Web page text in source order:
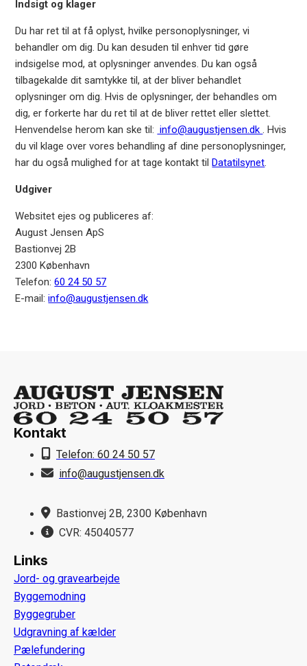
Indsigt og klager
Du har ret til at få oplyst, hvilke personoplysninger, vi
behandler om dig. Du kan desuden til enhver tid gøre
indsigelse mod, at oplysninger anvendes. Du kan også
tilbagekalde dit samtykke til, at der bliver behandlet
oplysninger om dig. Hvis de oplysninger, der behandles om
dig, er forkerte har du ret til at de bliver rettet eller slettet.
Henvendelse herom kan ske til: info@augustjensen.dk. Hvis
du vil klage over vores behandling af dine personoplysninger,
har du også mulighed for at tage kontakt tilDatatilsynet.
Udgiver
Websitet ejes og publiceres af:
August Jensen ApS
Bastionvej 2B
2300 København
Telefon:60 24 50 57
E-mail:info@augustjensen.dk
Kontakt
Telefon: 60 24 50 57
info@augustjensen.dk
Bastionvej 2B, 2300 København
CVR: 45040577
Links
Jord- og gravearbejde
Byggemodning
Byggegruber
Udgravning af kælder
Pælefundering